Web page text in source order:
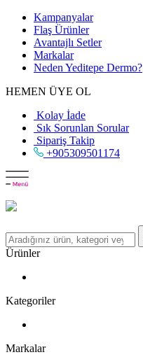
Kampanyalar
Flaş Ürünler
Avantajlı Setler
Markalar
Neden Yeditepe Dermo?
HEMEN ÜYE OL
Kolay İade
Sık Sorunlan Sorular
Sipariş Takip
+905309501174
Ürünler
Kategoriler
Markalar